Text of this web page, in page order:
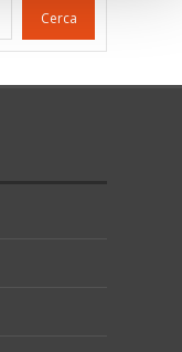
Cerca